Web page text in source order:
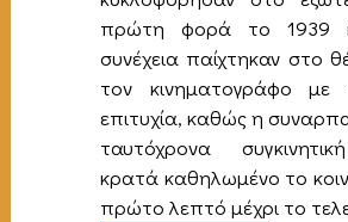
πρώτη φορά το 1939
συνέχεια παίχτηκαν στο
τον κινηματογράφο με
επιτυχία, καθώς η
ταυτόχρονα
κρατά καθηλωμένο το
πρώτο λεπτό μέχρι το